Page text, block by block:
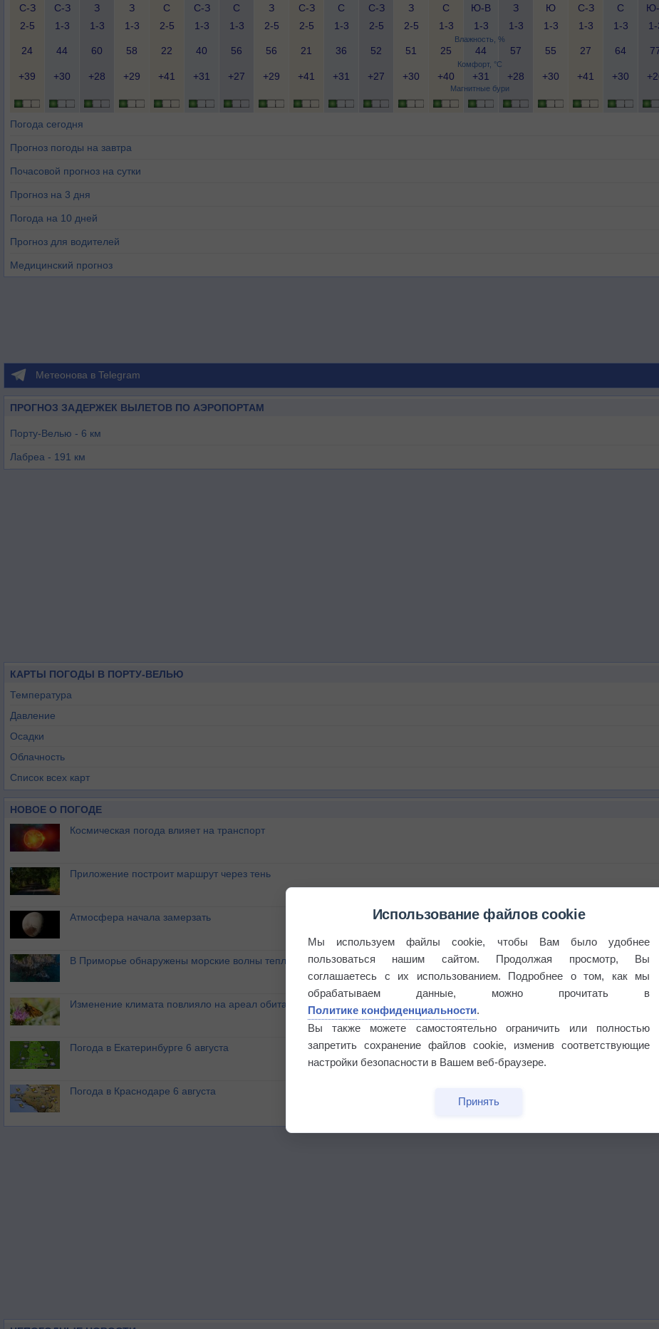
Влажность, %
Комфорт, °C
Магнитные бури
С-З
2-5
С-З
1-3
З
1-3
З
1-3
С
2-5
С-З
1-3
С
1-3
З
2-5
С-З
2-5
С
1-3
С-З
2-5
З
2-5
С
1-3
Ю-В
1-3
З
1-3
Ю
1-3
С-З
1-3
С
1-3
24 44 60 58 22 40 56 56 21 36 52 51 25 44 57 55 27 64
+39 +30 +28 +29 +41 +31 +27 +29 +41 +31 +27 +30 +40 +31 +28 +30 +41 +30
Погода сегодня
Прогноз погоды на завтра
Почасовой прогноз на сутки
Прогноз на 3 дня
Погода на 10 дней
Прогноз для водителей
Медицинский прогноз
Метеонова в Telegram
ПРОГНОЗ ЗАДЕРЖЕК ВЫЛЕТОВ ПО АЭРОПОРТАМ
Порту-Велью - 6 км
Лабреа - 191 км
КАРТЫ ПОГОДЫ В ПОРТУ-ВЕЛЬЮ
Температура
Давление
Осадки
Облачность
Список всех карт
НОВОЕ О ПОГОДЕ
Космическая погода влияет на транспорт
Приложение построит маршрут через тень
Атмосфера начала замерзать
В Приморье обнаружены морские волны тепла
Изменение климата повлияло на ареал обитания бабочек
Погода в Екатеринбурге 6 августа
Погода в Краснодаре 6 августа
Использование файлов cookie
Мы используем файлы cookie, чтобы Вам было удобнее
пользоваться нашим сайтом. Продолжая просмотр, Вы
соглашаетесь с их использованием. Подробнее о том, как мы
обрабатываем данные, можно прочитать в
Политике конфиденциальности.
Вы также можете самостоятельно ограничить или полностью
запретить сохранение файлов cookie, изменив соответствующие
настройки безопасности в Вашем веб-браузере.
Принять